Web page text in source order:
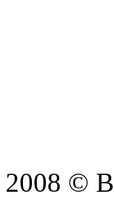
2008 ©